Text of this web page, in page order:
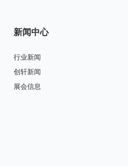
新闻中心
行业新闻
创轩新闻
展会信息